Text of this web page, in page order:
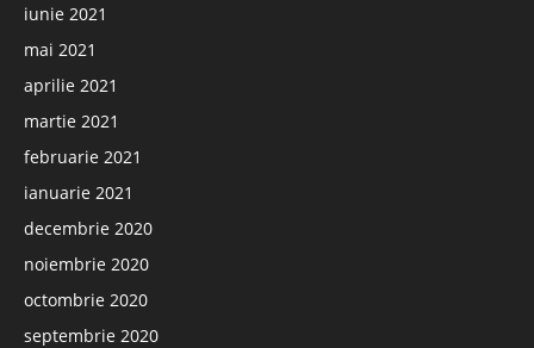
iunie 2021
mai 2021
aprilie 2021
martie 2021
februarie 2021
ianuarie 2021
decembrie 2020
noiembrie 2020
octombrie 2020
septembrie 2020